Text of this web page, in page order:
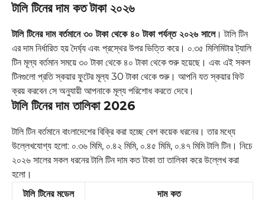
টালি টিনের দাম কত টাকা ২০২৬
টালি টিনের দাম বর্তমানে ৩০ টাকা থেকে ৪০ টাকা পর্যন্ত ২০২৬ সালে। টালি টিন
এর দাম নির্ধারিত হয় দৈর্ঘ্য এবং প্রস্থের উপর ভিত্তি করে। ০.৩৫ মিলিমিটার ট্যালি
টিন মূল্য বর্তমান সময়ে ৩০ টাকা থেকে ৪০ টাকা থেকে শুরু হয়েছে। এবং এই সকল
টিনগুলো প্রতি স্কয়ার ফুটের মূল্য 30 টাকা থেকে শুরু। আপনি যত স্কয়ার ফিট
ক্রয় করবেন সে অনুযায়ী আপনাকে মূল্য পরিশোধ করতে দেবে।
টালি টিনের দাম তালিকা 2026
টালি টিন বর্তমানে বাংলাদেশের বিক্রি করা হচ্ছে বেশ কয়েক ধরনের। তার মধ্যে
উল্লেখযোগ্য হলো: ০.৩৬ মিমি, ০.৪২ মিমি, ০.৪৫ মিমি, ০.৪৭ মিমি টালি টিন। নিচে
২০২৬ সালের সকল ধরনের টালি টিন দাম কত টাকা তা তালিকা করে উল্লেখ করা
হলো।
টালি টিনের মডেল
দাম কত